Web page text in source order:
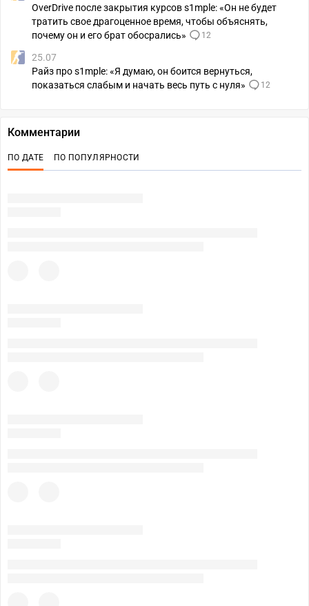
OverDrive после закрытия курсов s1mple: «Он не будет
тратить свое драгоценное время, чтобы объяснять,
почему он и его брат обосрались»
12
25.07
Райз про s1mple: «Я думаю, он боится вернуться,
показаться слабым и начать весь путь с нуля»
12
Комментарии
ПО ДАТЕ ПО ПОПУЛЯРНОСТИ